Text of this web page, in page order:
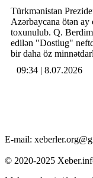
Türkmənistan
Azərbaycana ötən
toxunulub. Q.
edilən "Dostlug"
bir daha öz
09:34 | 8.07.2026
E-mail:
© 2020-2025